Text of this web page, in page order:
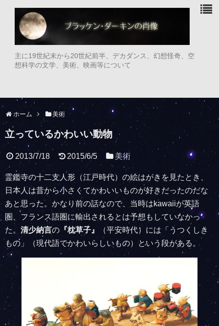
主に19世紀末から20世紀前半、デカダンス、幻想怪奇、空
想科学の文学、美術、映画等について
ホーム 美術
立っているかわいい動物
2013/7/18 2015/6/5 美術
霊鑑寺の十二支人形（江戸時代）の絵はがきを見たとき、
日本人は昔から小さくてかわいいものが好きだったのだな
あと思った。かなり前の話なので、当時はkawaiiが英語
圏、フランス語圏に輸出されるとは予想もしていなかっ
た。 清少納言の『枕草子』
（平安時代）には「うつくしき
もの」（現代語でかわいらしいもの）という段がある。